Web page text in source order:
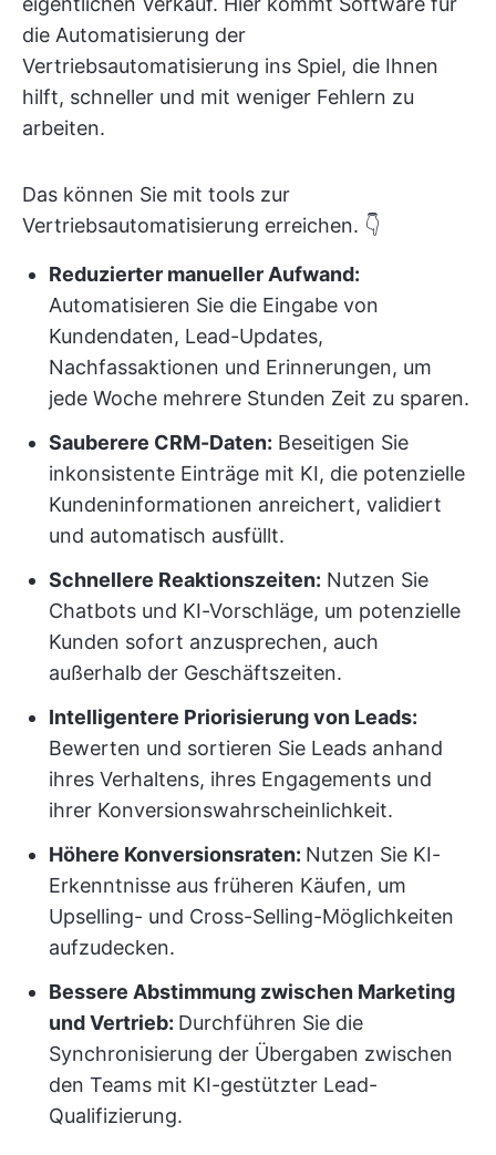
die Automatisierung der
Vertriebsautomatisierung ins Spiel, die Ihnen
hilft, schneller und mit weniger Fehlern zu
arbeiten.
Das können Sie mit tools zur
Vertriebsautomatisierung erreichen. 👇
Reduzierter manueller Aufwand:
Automatisieren Sie die Eingabe von
Kundendaten, Lead-Updates,
Nachfassaktionen und Erinnerungen, um
jede Woche mehrere Stunden Zeit zu sparen.
Sauberere CRM-Daten: Beseitigen Sie
inkonsistente Einträge mit KI, die potenzielle
Kundeninformationen anreichert, validiert
und automatisch ausfüllt.
Schnellere Reaktionszeiten: Nutzen Sie
Chatbots und KI-Vorschläge, um potenzielle
Kunden sofort anzusprechen, auch
außerhalb der Geschäftszeiten.
Intelligentere Priorisierung von Leads:
Bewerten und sortieren Sie Leads anhand
ihres Verhaltens, ihres Engagements und
ihrer Konversionswahrscheinlichkeit.
Höhere Konversionsraten: Nutzen Sie KI-
Erkenntnisse aus früheren Käufen, um
Upselling- und Cross-Selling-Möglichkeiten
aufzudecken.
Bessere Abstimmung zwischen Marketing
und Vertrieb: Durchführen Sie die
Synchronisierung der Übergaben zwischen
den Teams mit KI-gestützter Lead-
Qualifizierung.